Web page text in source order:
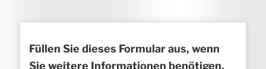
Füllen Sie dieses Formular aus, wenn
Sie weitere Informationen benötigen.